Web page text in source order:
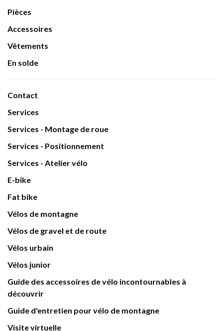
Pièces
Accessoires
Vêtements
En solde
Contact
Services
Services - Montage de roue
Services - Positionnement
Services - Atelier vélo
E-bike
Fat bike
Vélos de montagne
Vélos de gravel et de route
Vélos urbain
Vélos junior
Guide des accessoires de vélo incontournables à
découvrir
Guide d'entretien pour vélo de montagne
Visite virtuelle